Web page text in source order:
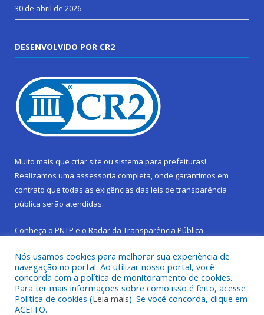
30 de abril de 2026
DESENVOLVIDO POR CR2
Muito mais que criar site ou sistema para prefeituras!
Realizamos uma assessoria completa, onde garantimos em
contrato que todas as exigências das leis de transparência
pública serão atendidas.
Conheça o PNTP e o Radar da Transparência Pública
Todos os direitos reservados a Prefeitura Municipal de São
Sebastião da Boa Vista.
Nós usamos cookies para melhorar sua experiência de
navegação no portal. Ao utilizar nosso portal, você
concorda com a política de monitoramento de cookies.
Para ter mais informações sobre como isso é feito, acesse
Política de cookies (Leia mais). Se você concorda, clique em
ACEITO.